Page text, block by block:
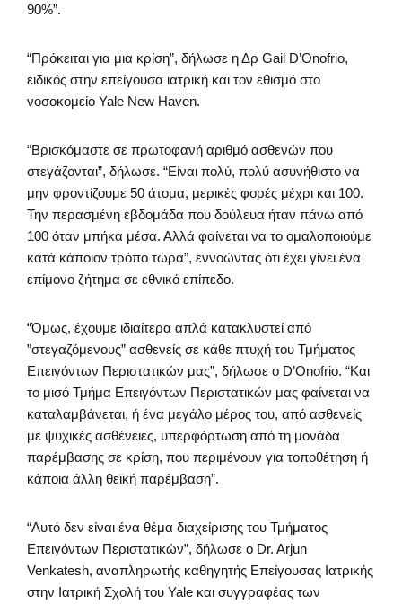
90%”.
“Πρόκειται για μια κρίση”, δήλωσε η Δρ Gail D’Onofrio,
ειδικός στην επείγουσα ιατρική και τον εθισμό στο
νοσοκομείο Yale New Haven.
“Βρισκόμαστε σε πρωτοφανή αριθμό ασθενών που
στεγάζονται”, δήλωσε. “Είναι πολύ, πολύ ασυνήθιστο να
μην φροντίζουμε 50 άτομα, μερικές φορές μέχρι και 100.
Την περασμένη εβδομάδα που δούλευα ήταν πάνω από
100 όταν μπήκα μέσα. Αλλά φαίνεται να το ομαλοποιούμε
κατά κάποιον τρόπο τώρα”, εννοώντας ότι έχει γίνει ένα
επίμονο ζήτημα σε εθνικό επίπεδο.
“Όμως, έχουμε ιδιαίτερα απλά κατακλυστεί από
”στεγαζόμενους” ασθενείς σε κάθε πτυχή του Τμήματος
Επειγόντων Περιστατικών μας”, δήλωσε ο D’Onofrio. “Και
το μισό Τμήμα Επειγόντων Περιστατικών μας φαίνεται να
καταλαμβάνεται, ή ένα μεγάλο μέρος του, από ασθενείς
με ψυχικές ασθένειες, υπερφόρτωση από τη μονάδα
παρέμβασης σε κρίση, που περιμένουν για τοποθέτηση ή
κάποια άλλη θεϊκή παρέμβαση”.
“Αυτό δεν είναι ένα θέμα διαχείρισης του Τμήματος
Επειγόντων Περιστατικών”, δήλωσε ο Dr. Arjun
Venkatesh, αναπληρωτής καθηγητής Επείγουσας Ιατρικής
στην Ιατρική Σχολή του Yale και συγγραφέας των